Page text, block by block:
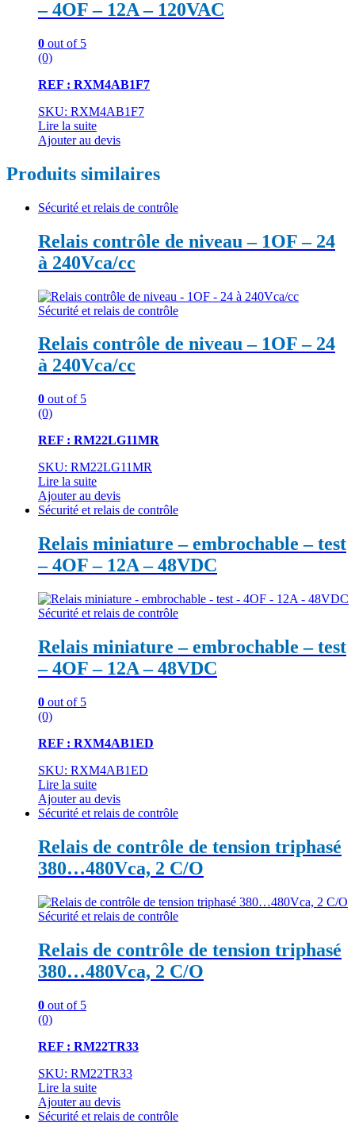
– 4OF – 12A – 120VAC
0 out of 5
(0)
REF : RXM4AB1F7
SKU: RXM4AB1F7
Lire la suite
Ajouter au devis
Produits similaires
Sécurité et relais de contrôle
Relais contrôle de niveau – 1OF – 24
à 240Vca/cc
Sécurité et relais de contrôle
Relais contrôle de niveau – 1OF – 24
à 240Vca/cc
0 out of 5
(0)
REF : RM22LG11MR
SKU: RM22LG11MR
Lire la suite
Ajouter au devis
Sécurité et relais de contrôle
Relais miniature – embrochable – test
– 4OF – 12A – 48VDC
Sécurité et relais de contrôle
Relais miniature – embrochable – test
– 4OF – 12A – 48VDC
0 out of 5
(0)
REF : RXM4AB1ED
SKU: RXM4AB1ED
Lire la suite
Ajouter au devis
Sécurité et relais de contrôle
Relais de contrôle de tension triphasé
380…480Vca, 2 C/O
Sécurité et relais de contrôle
Relais de contrôle de tension triphasé
380…480Vca, 2 C/O
0 out of 5
(0)
REF : RM22TR33
SKU: RM22TR33
Lire la suite
Ajouter au devis
Sécurité et relais de contrôle